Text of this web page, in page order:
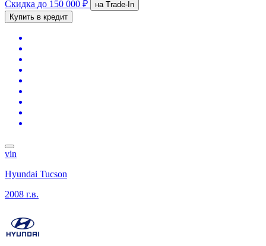
Скидка до 150 000 ₽
на Trade-In
Купить в кредит
vin
Hyundai Tucson
2008 г.в.